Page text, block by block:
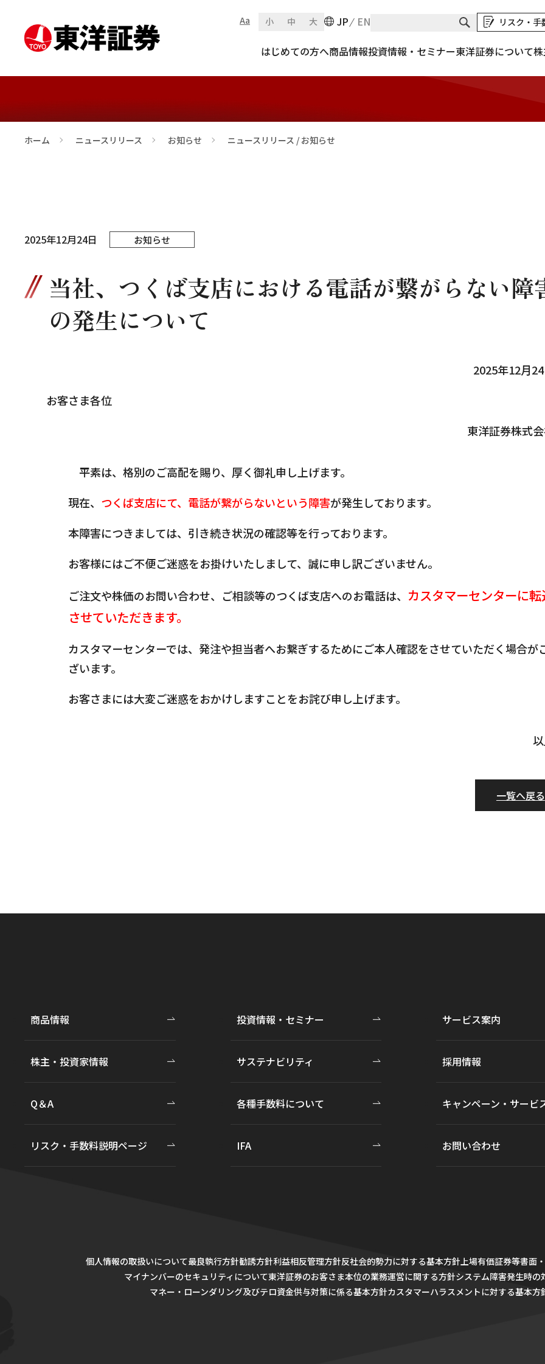
Aa 小 中 大 JP EN リスク・手
はじめての方へ商品情報投資情報・セミナー東洋証券について
ニュースリリース / お知らせ
ホーム >
ニュースリリース >
お知らせ >
ニュースリリース / お知らせ
2025年12月24日 お知らせ
当社、つくば支店における電話が繋がらない障
の発生について
2025年12月24
お客さま各位
東洋証券株式
平素は、格別のご高配を賜り、厚く御礼申し上げます。
現在、 つくば支店にて、電話が繋がらないという障害が発生しております。
本障害につきましては、引き続き状況の確認等を行っております。
お客様にはご不便ご迷惑をお掛けいたしまして、誠に申し訳ございません。
ご注文や株価のお問い合わせ、ご相談等のつくば支店へのお電話は、 カスタマーセンターに転
させていただきます。
カスタマーセンターでは、発注や担当者へお繋ぎするためにご本人確認をさせていただく場合が
ざいます。
お客さまには大変ご迷惑をおかけしますことをお詫び申し上げます。
一覧へ戻る
商品情報 投資情報・セミナー サービス案内
株主・投資家情報 サステナビリティ 採用情報
Q＆A 各種手数料について キャンペーン・サービ
リスク・手数料説明ページ IFA お問い合わせ
個人情報の取扱いについて最良執行方針勧誘方針利益相反管理方針反社会的勢力に対する基本方針 上場有価証券等書面
マイナンバーのセキュリティについて東洋証券のお客さま本位の業務運営に関する方針システム障害発生時の
マネー・ローンダリング及びテロ資金供与対策に係る基本方針カスタマーハラスメントに対する基本方